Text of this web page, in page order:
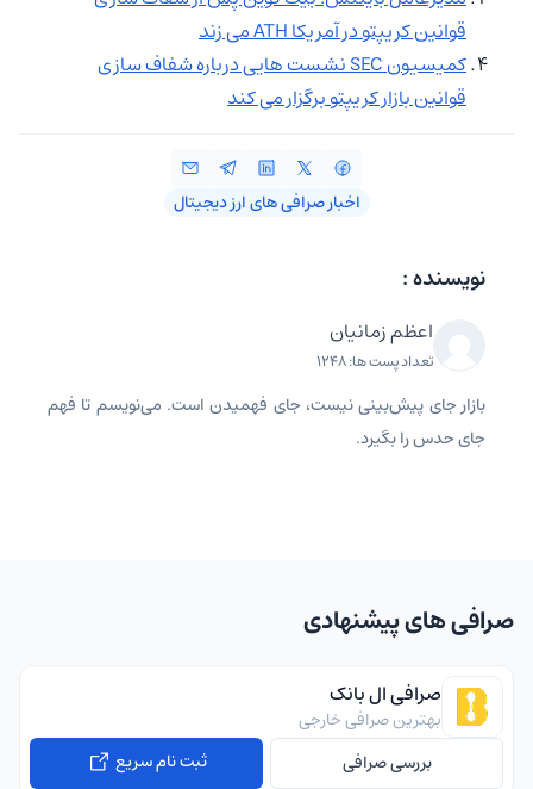
قوانین کریپتو در آمریکا ATH می زند
کمیسیون SEC نشست‌ هایی درباره شفاف‌ سازی
قوانین بازار کریپتو برگزار می‌ کند
اخبار صرافی‌ های ارز دیجیتال
نویسنده :
اعظم زمانیان
تعداد پست ها: 1248
بازار جای پیش‌بینی نیست، جای فهمیدن است. می‌نویسم تا فهم
جای حدس را بگیرد.
صرافی های پیشنهادی
صرافی ال بانک
بهترین صرافی خارجی
بررسی صرافی
ثبت نام سریع